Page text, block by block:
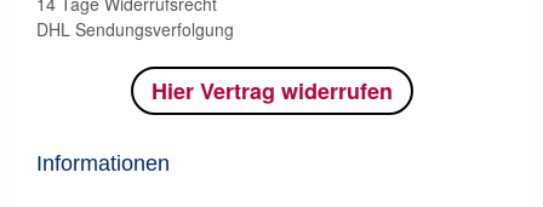
DHL Sendungsverfolgung
Hier Vertrag widerrufen
Informationen